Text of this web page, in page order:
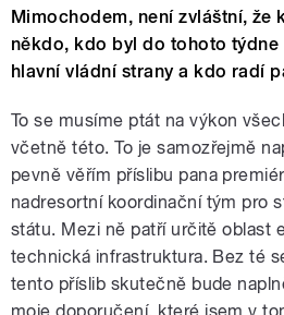
Mimochodem, není zvláštní, že
někdo, kdo byl do tohoto
hlavní vládní strany a kdo radí
To se musíme ptát na výkon
včetně této. To je samozřejmě
pevně věřím příslibu pana
nadresortní koordinační tým pro
státu. Mezi ně patří určitě oblast
technická infrastruktura. Bez té
tento příslib skutečně bude